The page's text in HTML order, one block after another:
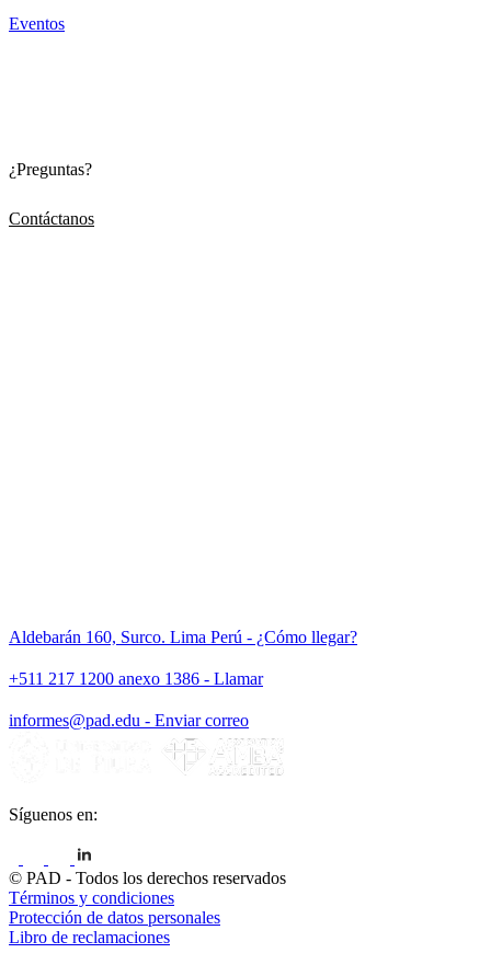
Eventos
¿Preguntas?
Contáctanos
Aldebarán 160, Surco. Lima Perú - ¿Cómo llegar?
+511 217 1200 anexo 1386 - Llamar
informes@pad.edu - Enviar correo
Síguenos en:
© PAD - Todos los derechos reservados
Términos y condiciones
Protección de datos personales
Libro de reclamaciones